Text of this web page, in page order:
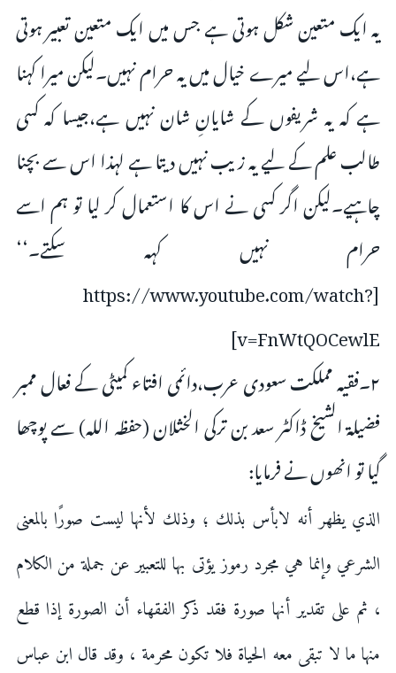
یہ ایک متعین شکل ہوتی ہے جس میں ایک متعین تعبیر ہوتی
ہے،اس لیے میرے خیال میں یہ حرام نہیں۔لیکن میرا کہنا
ہے کہ یہ شریفوں کے شایانِ شان نہیں ہے،جیسا کہ کسی
طالب علم کے لیے یہ زیب نہیں دیتا ہے لہذا اس سے بچنا
چاہیے۔لیکن اگر کسی نے اس کا استعمال کر لیا تو ہم اسے
حرام نہیں کہہ سکتے۔‘‘
[https://www.youtube.com/watch?
v=FnWtQOCewlE]
۲۔فقیہ مملکت سعودی عرب،دائمی افتاء کمیٹی کے فعال ممبر
فضیلۃ الشیخ ڈاکٹر سعد بن ترکی الخثلان (حفظہ اللہ) سے پوچھا
گیا تو انھوں نے فرمایا:
الذي يظهر أنه لابأس بذلك ؛ وذلك لأنها ليست صورًا بالمعنى
الشرعي وإنما هي مجرد رموز يؤتى بها للتعبير عن جملة من الكلام
، ثم على تقدير أنها صورة فقد ذكر الفقهاء أن الصورة إذا قطع
منها ما لا تبقى معه الحياة فلا تكون محرمة ، وقد قال ابن عباس